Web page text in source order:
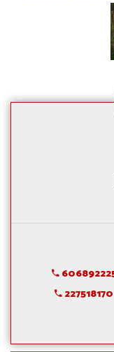
227518170